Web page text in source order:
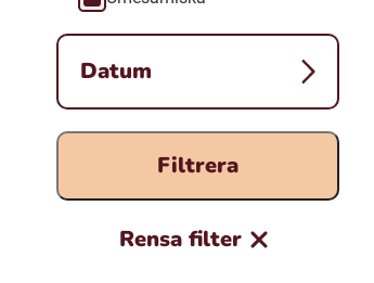
Datum
Filtrera
Rensa filter